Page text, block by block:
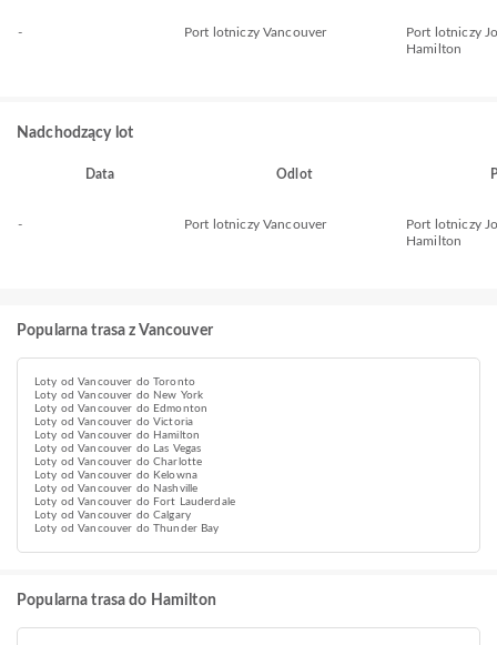
- Port lotniczy Vancouver
Port lotniczy
Hamilton
Nadchodzący lot
Data Odlot
- Port lotniczy Vancouver
Port lotniczy
Hamilton
Popularna trasa z Vancouver
Loty od Vancouver do Toronto
Loty od Vancouver do New York
Loty od Vancouver do Edmonton
Loty od Vancouver do Victoria
Loty od Vancouver do Hamilton
Loty od Vancouver do Las Vegas
Loty od Vancouver do Charlotte
Loty od Vancouver do Kelowna
Loty od Vancouver do Nashville
Loty od Vancouver do Fort Lauderdale
Loty od Vancouver do Calgary
Loty od Vancouver do Thunder Bay
Popularna trasa do Hamilton